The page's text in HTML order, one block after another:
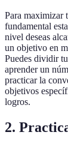
Para maximizar
fundamental
nivel deseas
un objetivo en
Puedes dividir
aprender un
practicar la
objetivos
logros.
2.